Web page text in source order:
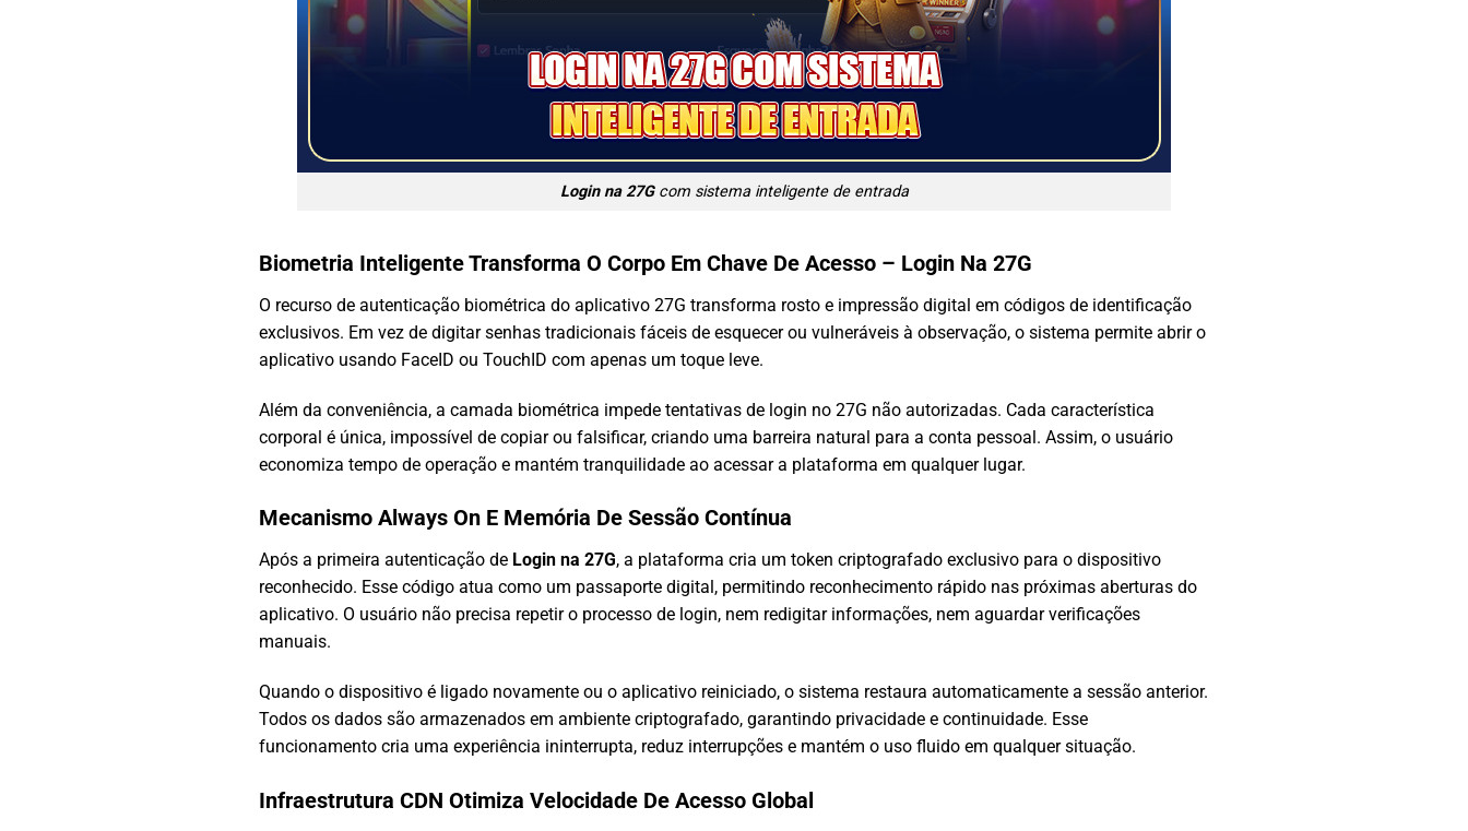
Login na 27Gcom sistema inteligente de entrada
Biometria Inteligente Transforma O Corpo Em Chave De Acesso – Login Na 27G
O recurso de autenticação biométrica do aplicativo 27G transforma rosto e impressão digital em códigos de identificação
exclusivos. Em vez de digitar senhas tradicionais fáceis de esquecer ou vulneráveis à observação, o sistema permite abrir o
aplicativo usando FaceID ou TouchID com apenas um toque leve.
Além da conveniência, a camada biométrica impede tentativas de login no 27G não autorizadas. Cada característica
corporal é única, impossível de copiar ou falsificar, criando uma barreira natural para a conta pessoal. Assim, o usuário
economiza tempo de operação e mantém tranquilidade ao acessar a plataforma em qualquer lugar.
Mecanismo Always On E Memória De Sessão Contínua
Após a primeira autenticação de Login na 27G, a plataforma cria um token criptografado exclusivo para o dispositivo
reconhecido. Esse código atua como um passaporte digital, permitindo reconhecimento rápido nas próximas aberturas do
aplicativo. O usuário não precisa repetir o processo de login, nem redigitar informações, nem aguardar verificações
manuais.
Quando o dispositivo é ligado novamente ou o aplicativo reiniciado, o sistema restaura automaticamente a sessão anterior.
Todos os dados são armazenados em ambiente criptografado, garantindo privacidade e continuidade. Esse
funcionamento cria uma experiência ininterrupta, reduz interrupções e mantém o uso fluido em qualquer situação.
Infraestrutura CDN Otimiza Velocidade De Acesso Global